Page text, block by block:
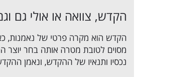
הקדש, צוואה או אולי גם
הקדש הוא מקרה פרטי של נאמנות,
מסוים לטובת מטרה אותה בחר יוצר
נכסיו ותנאיו של ההקדש, ונאמן